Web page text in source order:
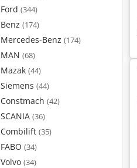
Ford (344)
Benz (174)
Mercedes-Benz (174)
MAN (68)
Mazak (44)
Siemens (44)
Constmach (42)
SCANIA (36)
Combilift (35)
FABO (34)
Volvo (34)